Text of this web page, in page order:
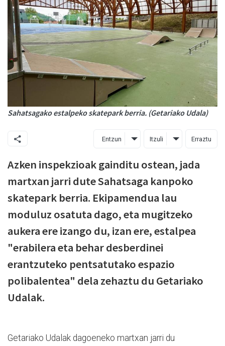
Sahatsagako estalpeko skatepark berria. (Getariako Udala)
Entzun Itzuli Erraztu
Azken inspekzioak gainditu ostean, jada
martxan jarri dute Sahatsaga kanpoko
skatepark berria. Ekipamendua lau
moduluz osatuta dago, eta mugitzeko
aukera ere izango du, izan ere, estalpea
"erabilera eta behar desberdinei
erantzuteko pentsatutako espazio
polibalentea" dela zehaztu du Getariako
Udalak.
Getariako Udalak dagoeneko martxan jarri du